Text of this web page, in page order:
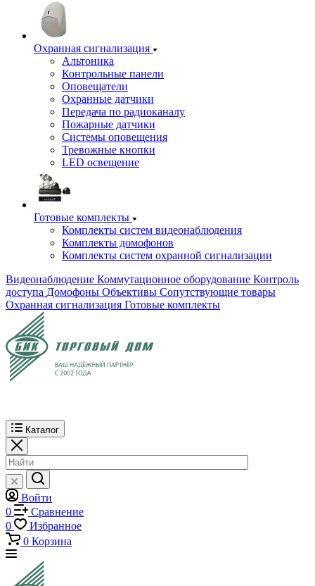
Охранная сигнализация
Альтоника
Контрольные панели
Оповещатели
Охранные датчики
Передача по радиоканалу
Пожарные датчики
Системы оповещения
Тревожные кнопки
LED освещение
Готовые комплекты
Комплекты систем видеонаблюдения
Комплекты домофонов
Комплекты систем охранной сигнализации
Видеонаблюдение Коммутационное оборудование Контроль
доступа Домофоны Объективы Сопутствующие товары
Охранная сигнализация Готовые комплекты
Каталог
Войти
0
Сравнение
0
Избранное
0 Корзина